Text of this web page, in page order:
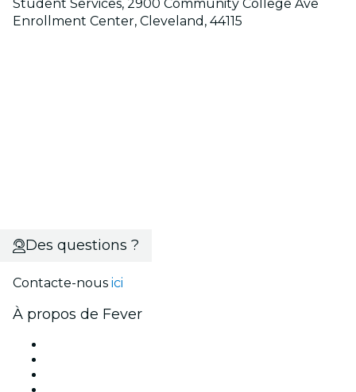
Student Services, 2900 Community College Ave
Enrollment Center, Cleveland, 44115
Des questions ?
Contacte-nous ici
À propos de Fever